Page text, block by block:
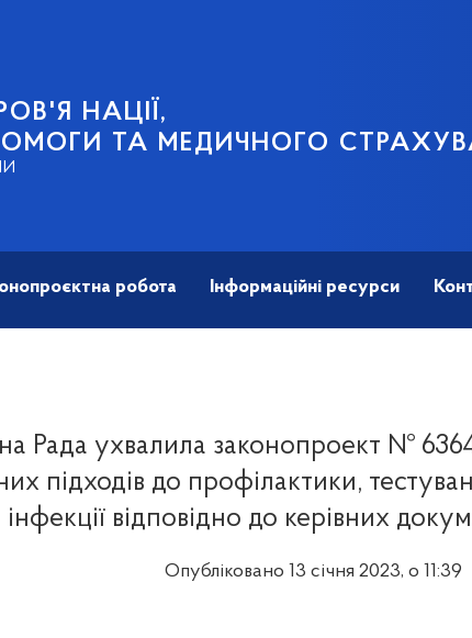
НАЦІЇ,
ТА МЕДИЧНОГО
робота Інформаційні ресурси
Рада ухвалила законопроект №
підходів до профілактики,
інфекції відповідно до керівних
Опубліковано 13 січня 2023, о 11:39